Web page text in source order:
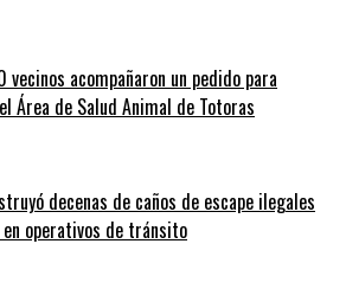
vecinos acompañaron un pedido para
Área de Salud Animal de Totoras
decenas de caños de escape ilegales
operativos de tránsito